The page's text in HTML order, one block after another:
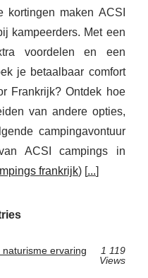
kortingen maken ACSI
kampeerders. Met een
voordelen en een
je betaalbaar comfort
Frankrijk? Ontdek hoe
van andere opties,
campingavontuur
ACSI campings in
frankrijk) [...]
ervaring
1 119
Views